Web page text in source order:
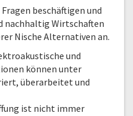
beschäftigen und
nachhaltig Wirtschaften
Nische Alternativen an.
und
können unter
überarbeitet und
ist nicht immer